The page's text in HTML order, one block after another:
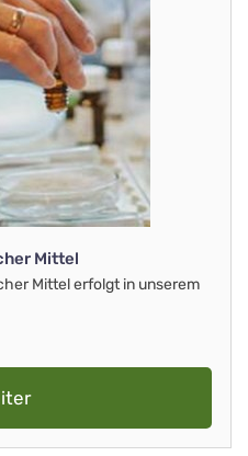
Mittel
Mittel erfolgt in unserem